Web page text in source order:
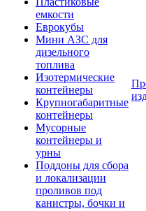
емкости
Еврокубы
Мини АЗС для
дизельного
топлива
Изотермические
контейнеры
Крупногабаритные
контейнеры
Мусорные
контейнеры и
урны
Поддоны для сбора
и локализации
проливов под
канистры, бочки и